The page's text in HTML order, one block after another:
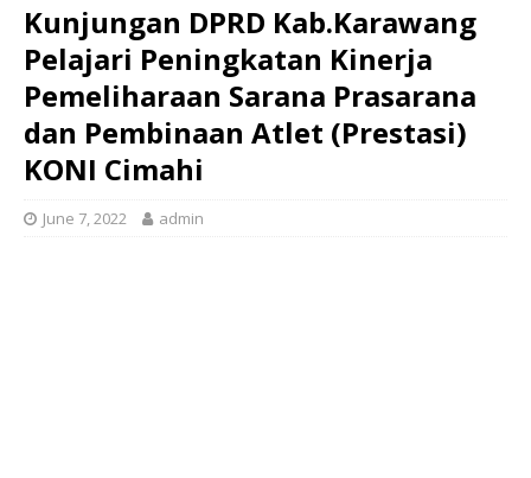
Kunjungan DPRD Kab.Karawang
Pelajari Peningkatan Kinerja
Pemeliharaan Sarana Prasarana
dan Pembinaan Atlet (Prestasi)
KONI Cimahi
June 7, 2022 admin